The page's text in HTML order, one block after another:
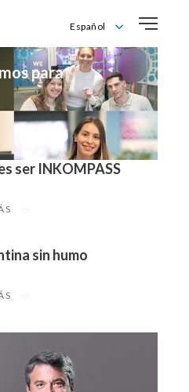
Español
English
Español
para
ser INKOMPASS
sin humo